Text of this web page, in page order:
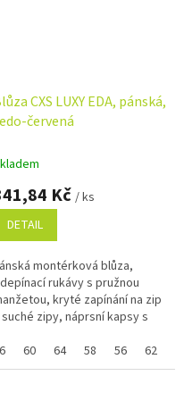
56 62
CXS LUXY EDA, pánská,
červená
Kč/ ks
DETAIL
montérková blůza,
rukávy s pružnou
kryté zapínání na zip
suché zipy, náprsní kapsy s
zip, jednoduché boční
60 64 58 56 62